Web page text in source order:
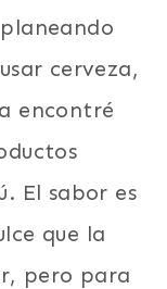
cerveza,
encontré
El sabor es
que la
pero para